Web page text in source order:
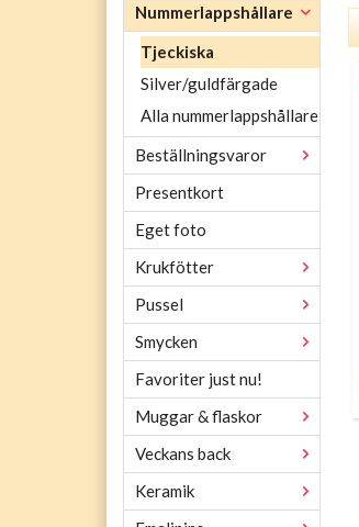
Nummerlappshållare
Tjeckiska
Silver/guldfärgade
Alla nummerlappshållare
Beställningsvaror
Presentkort
Eget foto
Krukfötter
Pussel
Smycken
Favoriter just nu!
Muggar & flaskor
Veckans back
Keramik